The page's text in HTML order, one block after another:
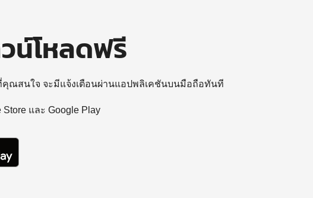
น์โหลดฟรี
คุณสนใจ จะมีแจ้งเตือนผ่านแอปพลิเคชันบนมือถือทันที
และ Google Play